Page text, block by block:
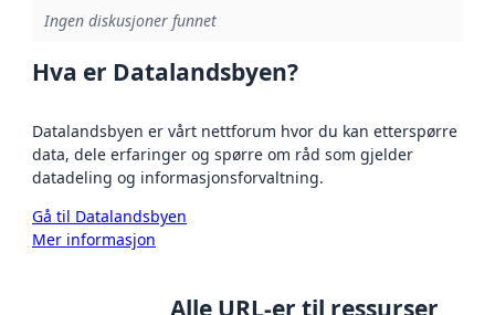
Ingen diskusjoner funnet
Hva er Datalandsbyen?
Datalandsbyen er vårt nettforum hvor du kan etterspørre
data, dele erfaringer og spørre om råd som gjelder
datadeling og informasjonsforvaltning.
Gå til Datalandsbyen
Mer informasjon
Alle URL-er til ressurser